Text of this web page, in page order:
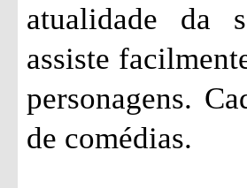
atualidade da
assiste
personagens.
de comédias.